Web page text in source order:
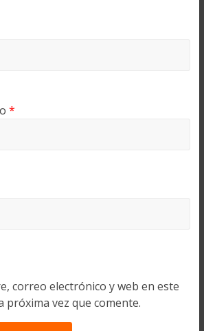
*
correo electrónico y web en este
próxima vez que comente.